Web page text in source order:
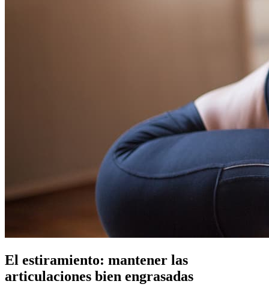
El estiramiento: mantener las
articulaciones bien engrasadas